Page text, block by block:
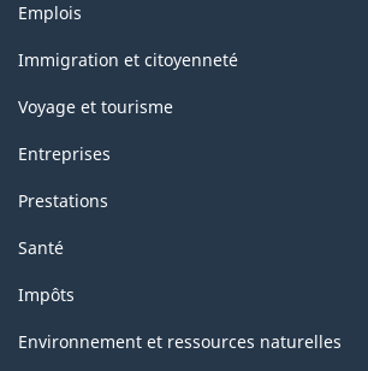
Thèmes
sujets
Emplois
Immigration et citoyenneté
Voyage et tourisme
Entreprises
Prestations
Santé
Impôts
Environnement et ressources naturelles